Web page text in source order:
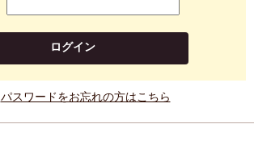
ログイン
パスワードをお忘れの方はこちら